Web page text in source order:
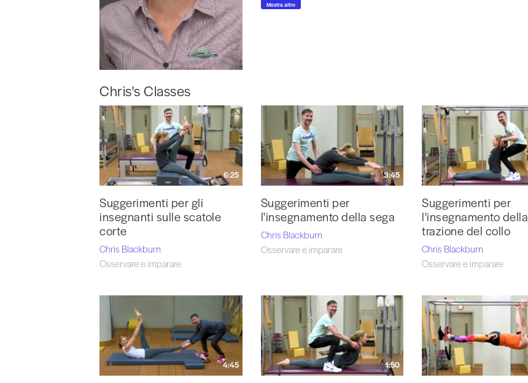
Mostra altro
Chris's Classes
6:25
Suggerimenti per gli
insegnanti sulle scatole
corte
Chris Blackburn
Osservare e imparare
3:45
Suggerimenti per
l'insegnamento della sega
Chris Blackburn
Osservare e imparare
Suggerimenti per
l'insegnamento della
trazione del collo
Chris Blackburn
Osservare e imparare
4:45 1:50